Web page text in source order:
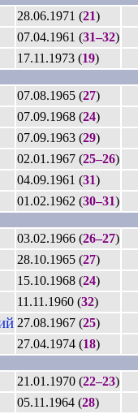
28.06.1971 (21)
07.04.1961 (31–32)
17.11.1973 (19)
07.08.1965 (27)
07.09.1968 (24)
07.09.1963 (29)
02.01.1967 (25–26)
04.09.1961 (31)
01.02.1962 (30–31)
03.02.1966 (26–27)
28.10.1965 (27)
15.10.1968 (24)
11.11.1960 (32)
27.08.1967 (25)
27.04.1974 (18)
21.01.1970 (22–23)
05.11.1964 (28)